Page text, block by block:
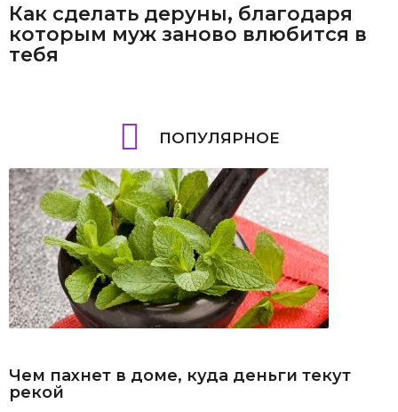
Как сделать деруны, благодаря
которым муж заново влюбится в
тебя
ПОПУЛЯРНОЕ
Чем пахнет в доме, куда деньги текут
рекой